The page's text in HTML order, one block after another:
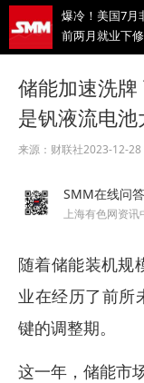
爆冷！美国7月
前两月就业下
概念股普涨，
北京楼市新政
购房 适度提高
为有色行业打造
储能加速洗
是钒液流电池
来源： 财联社2023-12-28
SMM在线问答
随着储能装机规
业在经历了前所
键的调整期。
这一年，储能市